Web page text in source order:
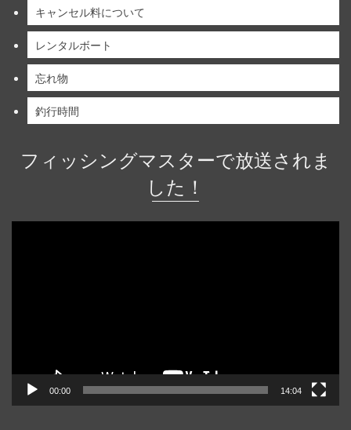
キャンセル料について
レンタルボート
忘れ物
釣行時間
フィッシングマスターで放送されま
した！
00:00 14:04